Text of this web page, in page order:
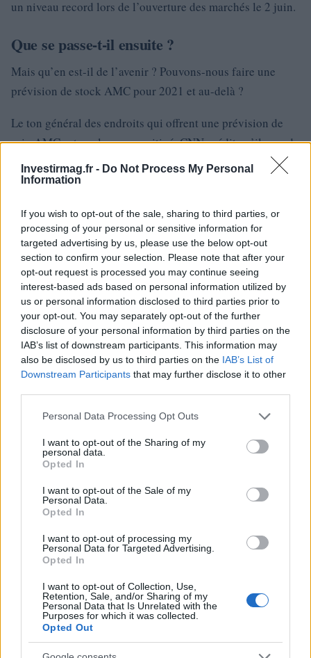
Investirmag.fr - Do Not Process My Personal
Information
If you wish to opt-out of the sale, sharing to third parties, or
processing of your personal or sensitive information for
targeted advertising by us, please use the below opt-out
section to confirm your selection. Please note that after your
opt-out request is processed you may continue seeing
interest-based ads based on personal information utilized by
us or personal information disclosed to third parties prior to
your opt-out. You may separately opt-out of the further
disclosure of your personal information by third parties on the
IAB’s list of downstream participants. This information may
also be disclosed by us to third parties on the IAB’s List of
Downstream Participants that may further disclose it to other
Please note that this website/app uses one or more Google
not limited to your visit or usage behaviour. You may click to
grant or deny consent to Google and its third-party tags to
use your data for below specified purposes in below Google
consent section.
Personal Data Processing Opt Outs
I want to opt-out of the Sharing of my
personal data.
Opted In
I want to opt-out of the Sale of my
Personal Data.
Opted In
I want to opt-out of processing my
Personal Data for Targeted Advertising.
Opted In
I want to opt-out of Collection, Use,
Retention, Sale, and/or Sharing of my
Personal Data that Is Unrelated with the
Purposes for which it was collected.
Opted Out
un niveau record lors de l’ouverture des marchés le 2 juin.
Que se passe-t-il ensuite ?
Mais qu’en est-il de l’avenir ? Pouvons-nous faire une
prévision de stock AMC pour 2021 et au-delà ?
Le ton général des endroits qui offrent une prévision de
prix AMC est quelque peu mitigé. CNN prédit qu’il sera de
16 $ au plus dans un an, et dit qu’il pourrait être aussi bas
que 1 $. La côte médiane est de 3,70 $, en baisse de 90,6 %
interrogés par le diffuseur, six disent maintenir et quatre
recommandent de vendre des actions d’AMC. Pendant ce
temps, WalletInvestor a déclaré qu’AMC reviendrait à
22,48 $ dans un an. D’un autre côté, CoinPriceForecast dit
qu’il devrait franchir la barrière des 100 $ à un moment
donné fin juin ou début juillet 2021, et devrait être
d’environ 107,84 $ dans environ un an. Il indique
également qu’il pourrait valoir 192,99 $ dans un peu plus
de cinq ans et 249,50 $ au milieu de 2031.
$ le 2 juin 2026.
recherches, considérer leur portefeuille global et leur
attitude face au risque avant d’investir.
Pourquoi l’action AMC augmente-t-elle ?
Pour faire simple, c’est Internet. Pour le dire encore plus
simplement, ce sont les médias sociaux – la page
WallStreetBets Reddit pour être précis. Les utilisateurs y